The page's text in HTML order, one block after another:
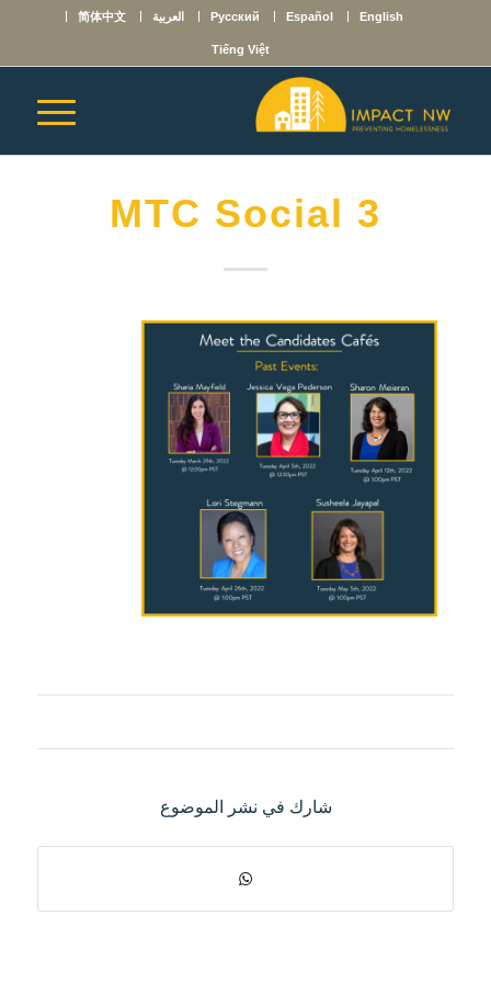
English
Español
Русский العربية 简体中文
Tiếng Việt
MTC Social 3
شارك في نشر الموضوع